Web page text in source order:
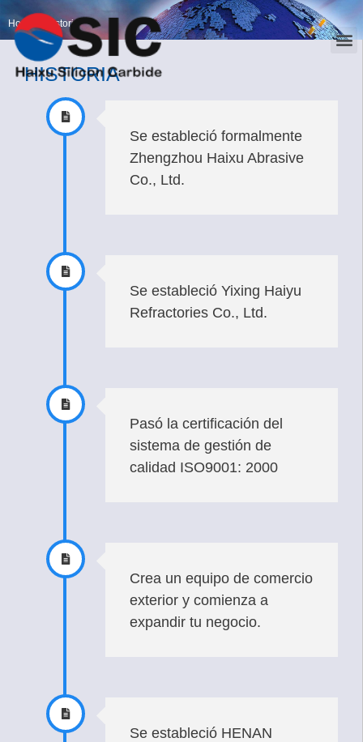
Home Historia
HISTORIA
Se estableció formalmente
Zhengzhou Haixu Abrasive
Co., Ltd.
Se estableció Yixing Haiyu
Refractories Co., Ltd.
Pasó la certificación del
sistema de gestión de
calidad ISO9001: 2000
Crea un equipo de comercio
exterior y comienza a
expandir tu negocio.
Se estableció HENAN